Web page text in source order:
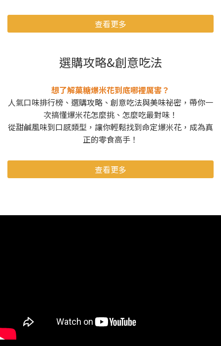
查看更多
選購攻略&創意吃法
想了解菓糖爆米花到底哪裡厲害？
人氣口味排行榜、選購攻略、創意吃法與美味祕密，帶你一
次搞懂爆米花怎麼挑、怎麼吃最對味！
從甜鹹風味到口感類型，讓你輕鬆找到命定爆米花，成為真
正的零食高手！
查看更多